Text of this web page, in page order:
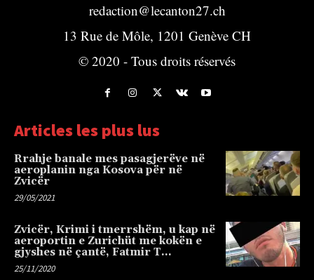
redaction@lecanton27.ch
13 Rue de Môle, 1201 Genève CH
© 2020 - Tous droits réservés
Articles les plus lus
Rrahje banale mes pasagjerëve në
aeroplanin nga Kosova për në
Zvicër
29/05/2021
Zvicër, Krimi i tmerrshëm, u kap në
aeroportin e Zurichüt me kokën e
gjyshes në çantë, Fatmir T…
25/11/2020